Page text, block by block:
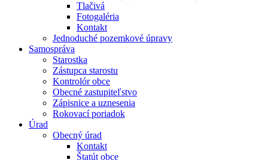
Tlačivá
Fotogaléria
Kontakt
Jednoduché pozemkové úpravy
Samospráva
Starostka
Zástupca starostu
Kontrolór obce
Obecné zastupiteľstvo
Zápisnice a uznesenia
Rokovací poriadok
Úrad
Obecný úrad
Kontakt
Štatút obce